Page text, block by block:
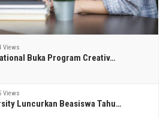
Views
Buka Program Creativ…
Views
Luncurkan Beasiswa Tahu…